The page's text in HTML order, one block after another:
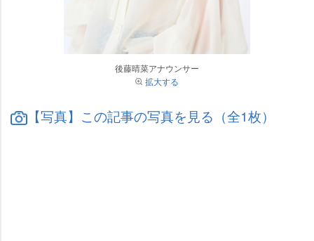
後藤晴菜アナウンサー
拡大する
【写真】この記事の写真を見る（全1枚）